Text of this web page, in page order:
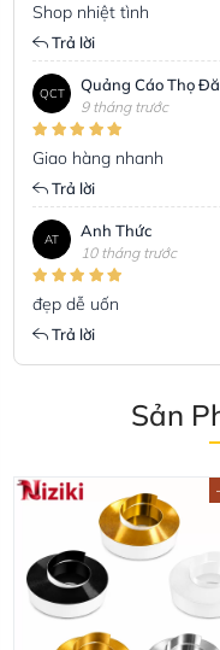
Shop nhiệt tình
Trả lời
QCT Quảng Cáo Thọ
9 tháng trước
Giao hàng nhanh
Trả lời
AT Anh Thức
10 tháng trước
đẹp dễ uốn
Trả lời
Sản